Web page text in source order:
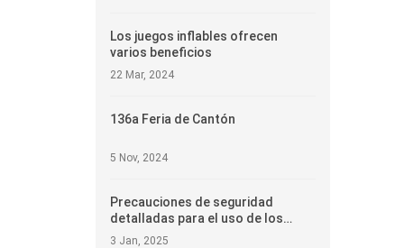
Los juegos inflables ofrecen
varios beneficios
22 Mar, 2024
136a Feria de Cantón
5 Nov, 2024
Precauciones de seguridad
detalladas para el uso de los
castillos inflables para niños
3 Jan, 2025